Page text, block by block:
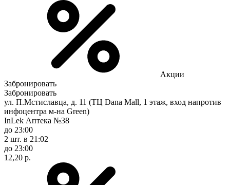
Акции
Забронировать
Забронировать
ул. П.Мстиславца, д. 11 (ТЦ Dana Mall, 1 этаж, вход напротив
инфоцентра м-на Green)
InLek Аптека №38
до 23:00
2 шт. в 21:02
до 23:00
12,20 р.